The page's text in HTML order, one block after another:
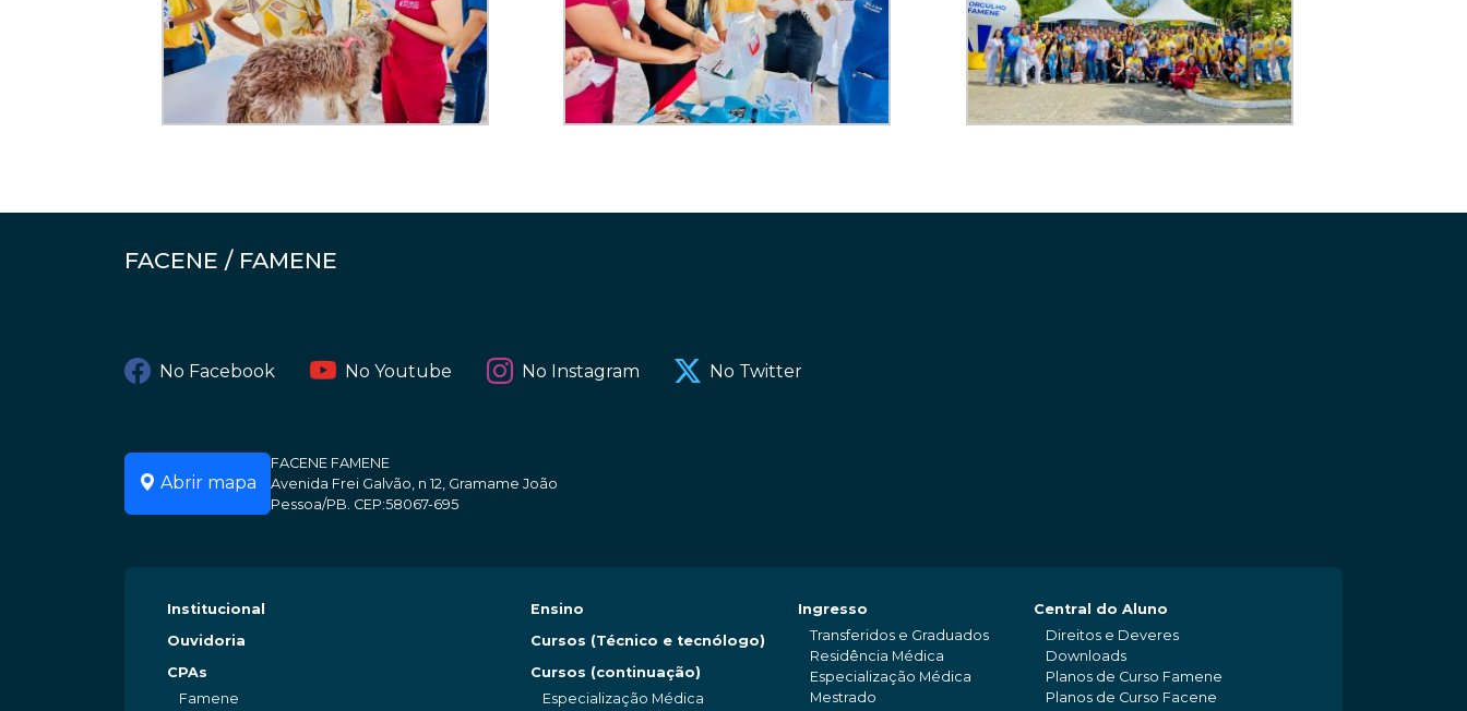
FACENE / FAMENE
No Facebook No Youtube No Instagram No Twitter
Abrir mapa
FACENE FAMENE
Avenida Frei Galvão, n 12, Gramame João
Pessoa/PB. CEP:58067-695
Institucional
Ouvidoria
CPAs
Famene
Ensino
Cursos (Técnico e tecnólogo)
Cursos (continuação)
Especialização Médica
Ingresso
Transferidos e Graduados
Residência Médica
Especialização Médica
Mestrado
Central do Aluno
Direitos e Deveres
Downloads
Planos de Curso Famene
Planos de Curso Facene